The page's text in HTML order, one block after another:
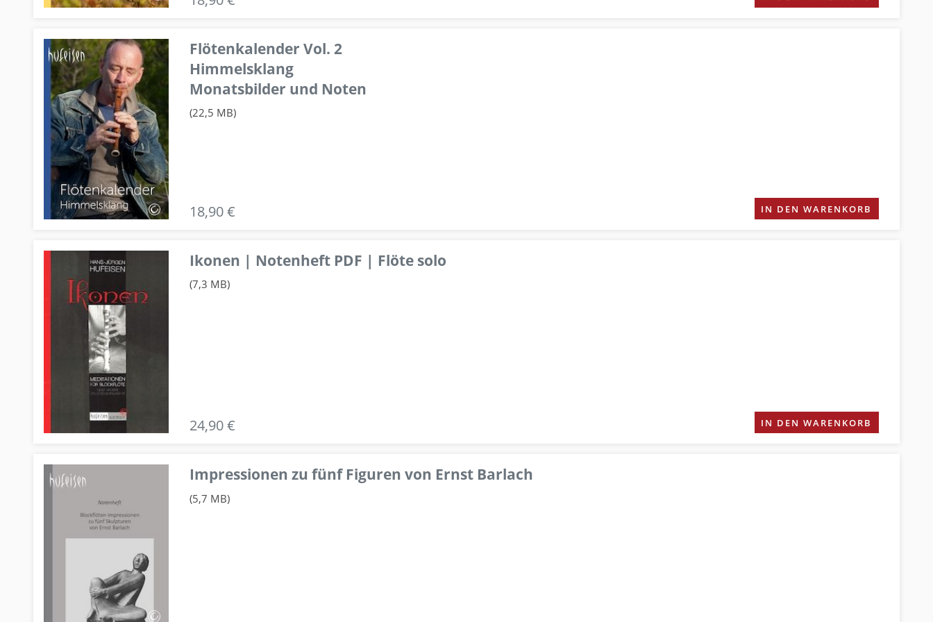
Flötenkalender Vol. 2
Himmelsklang
Monatsbilder und Noten
(22,5 MB)
18,90 € IN DEN WARENKORB
Ikonen | Notenheft PDF | Flöte solo
(7,3 MB)
24,90 € IN DEN WARENKORB
Impressionen zu fünf Figuren von Ernst Barlach
(5,7 MB)